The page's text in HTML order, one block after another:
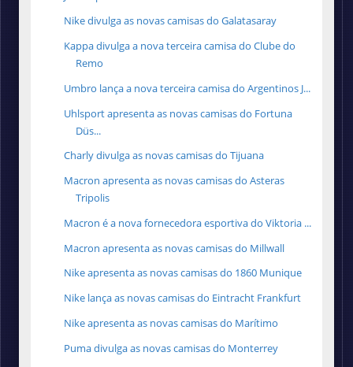
Nike divulga as novas camisas do Galatasaray
Kappa divulga a nova terceira camisa do Clube do
Remo
Umbro lança a nova terceira camisa do Argentinos J...
Uhlsport apresenta as novas camisas do Fortuna
Düs...
Charly divulga as novas camisas do Tijuana
Macron apresenta as novas camisas do Asteras
Tripolis
Macron é a nova fornecedora esportiva do Viktoria ...
Macron apresenta as novas camisas do Millwall
Nike apresenta as novas camisas do 1860 Munique
Nike lança as novas camisas do Eintracht Frankfurt
Nike apresenta as novas camisas do Marítimo
Puma divulga as novas camisas do Monterrey